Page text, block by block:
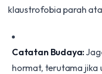
klaustrofobia parah
Catatan Budaya:
hormat, terutama jika